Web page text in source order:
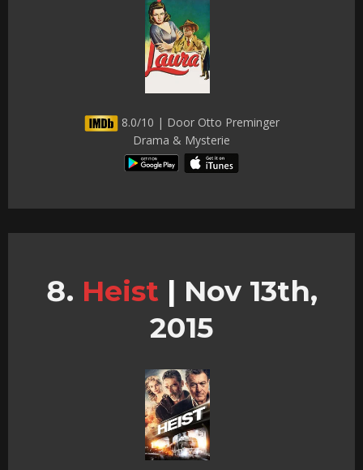
8.0/10 | Door Otto Preminger
Drama & Mysterie
Heist | Nov 13th,
2015